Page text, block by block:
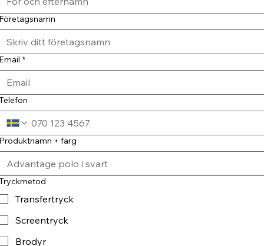
*
+ färg
Transfertryck
Screentryck
Brodyr